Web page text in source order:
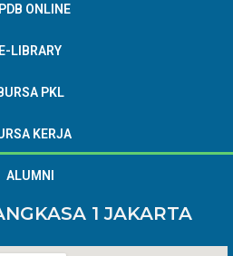
ONLINE
E-LIBRARY
PKL
KERJA
ALUMNI
1 JAKARTA